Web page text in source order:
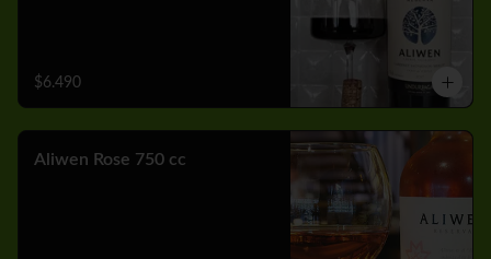
$6.490
Aliwen Rose 750 cc